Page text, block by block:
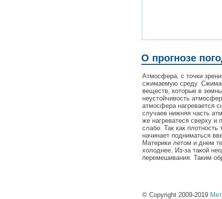
О прогнозе
Атмосфера, с точки
сжимаемую среду.
веществ, которые в
неустойчивость
атмосфера нагревается
случаев нижняя часть
же нагреватеся сверху и
слабо. Так как
начинает подниматься
Материки летом и днем
холоднее. Из-за такой
перемешивания. Таким
© Copyright 2009-2019